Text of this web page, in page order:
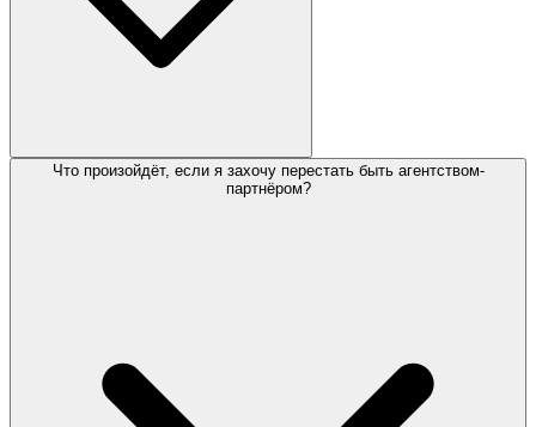
Быстрая 2-минутная форма о вашем бизнесе и клиентской
Что произойдёт, если я захочу перестать быть агентством-
партнёром?